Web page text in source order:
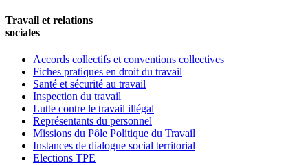
Travail et relations
sociales
Accords collectifs et conventions collectives
Fiches pratiques en droit du travail
Santé et sécurité au travail
Inspection du travail
Lutte contre le travail illégal
Représentants du personnel
Missions du Pôle Politique du Travail
Instances de dialogue social territorial
Elections TPE